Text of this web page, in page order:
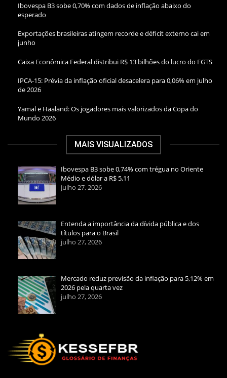
Ibovespa B3 sobe 0,70% com dados de inflação abaixo do
esperado
Exportações brasileiras atingem recorde e déficit externo cai em
junho
Caixa Econômica Federal distribui R$ 13 bilhões do lucro do FGTS
IPCA-15: Prévia da inflação oficial desacelera para 0,06% em julho
de 2026
Yamal e Haaland: Os jogadores mais valorizados da Copa do
Mundo 2026
MAIS VISUALIZADOS
Ibovespa B3 sobe 0,74% com trégua no Oriente
Médio e dólar a R$ 5,11
julho 27, 2026
Entenda a importância da dívida pública e dos
títulos para o Brasil
julho 27, 2026
Mercado reduz previsão da inflação para 5,12% em
2026 pela quarta vez
julho 27, 2026